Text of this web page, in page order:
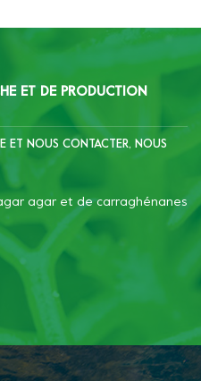
ET DE PRODUCTION
ET NOUS CONTACTER, NOUS
agar et de carraghénanes